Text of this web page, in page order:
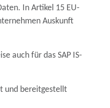
In Artikel 15 EU-
Auskunft
auch für das SAP IS-
und bereitgestellt